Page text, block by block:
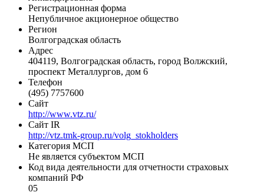
Наименование организации
Акционерное общество «Волжский трубный завод»
Статус организации
Ликвидирована
Регистрационная форма
Непубличное акционерное общество
Регион
Волгоградская область
Адрес
404119, Волгоградская область, город Волжский,
проспект Металлургов, дом 6
Телефон
(495) 7757600
Сайт
http://www.vtz.ru/
Сайт IR
http://vtz.tmk-group.ru/volg_stokholders
Категория МСП